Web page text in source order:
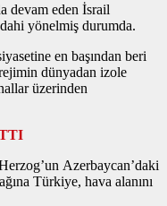
devam eden İsrail
yönelmiş durumda.
en başından beri
dünyadan izole
üzerinden
Azerbaycan’daki
Türkiye, hava alanını